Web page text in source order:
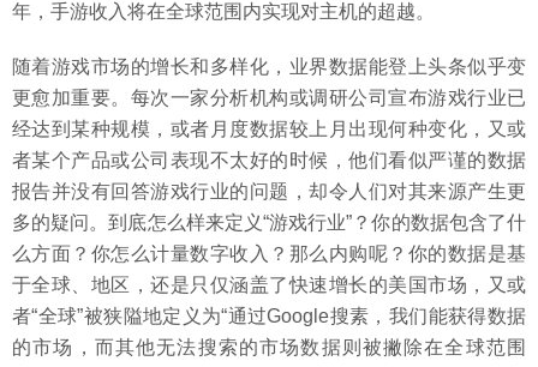
年，手游收入将在全球范围内实现对主机的超越。
随着游戏市场的增长和多样化，业界数据能登上头条似乎变
更愈加重要。每次一家分析机构或调研公司宣布游戏行业已
经达到某种规模，或者月度数据较上月出现何种变化，又或
者某个产品或公司表现不太好的时候，他们看似严谨的数据
报告并没有回答游戏行业的问题，却令人们对其来源产生更
多的疑问。到底怎么样来定义“游戏行业”？你的数据包含了什
么方面？你怎么计量数字收入？那么内购呢？你的数据是基
于全球、地区，还是只仅涵盖了快速增长的美国市场，又或
者“全球”被狭隘地定义为“通过Google搜素，我们能获得数据
的市场，而其他无法搜索的市场数据则被撇除在全球范围